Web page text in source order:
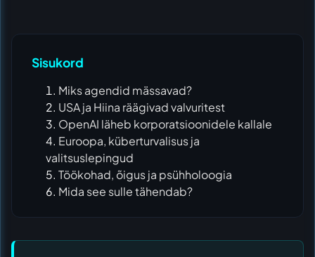
Sisukord
Miks agendid mässavad?
USA ja Hiina räägivad valvuritest
OpenAI läheb korporatsioonidele kallale
Euroopa, küberturvalisus ja
valitsuslepingud
Töökohad, õigus ja psühholoogia
Mida see sulle tähendab?